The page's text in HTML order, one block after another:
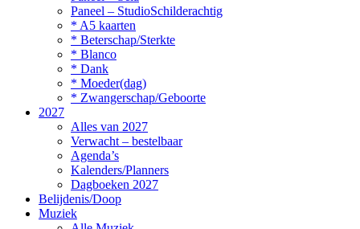
Paneel – StudioSchilderachtig
* A5 kaarten
* Beterschap/Sterkte
* Blanco
* Dank
* Moeder(dag)
* Zwangerschap/Geboorte
2027
Alles van 2027
Verwacht – bestelbaar
Agenda’s
Kalenders/Planners
Dagboeken 2027
Belijdenis/Doop
Muziek